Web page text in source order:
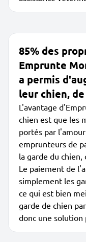
85% des
Emprunte
a permis
leur chien,
L'avantage
chien est que les
portés par
emprunteurs de
la garde du
Le paiement de
simplement les
ce qui est bien
garde de chien
donc une solution